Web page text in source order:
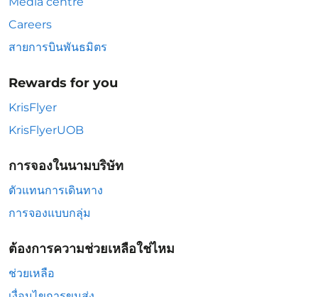
Careers
สายการบินพันธมิตร
Rewards for you
KrisFlyer
KrisFlyerUOB
การจองในนามบริษัท
ตัวแทนการเดินทาง
การจองแบบกลุ่ม
ต้องการความช่วยเหลือใช่ไหม
ช่วยเหลือ